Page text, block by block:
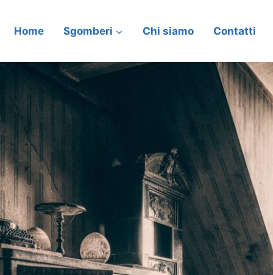
Home Sgomberi Chi siamo Contatti